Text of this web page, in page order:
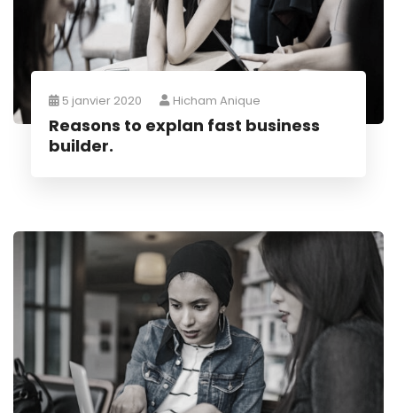
5 janvier 2020 Hicham Anique
Reasons to explan fast business
builder.